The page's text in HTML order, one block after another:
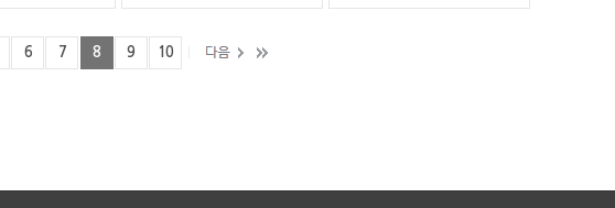
6 7 8 9 10